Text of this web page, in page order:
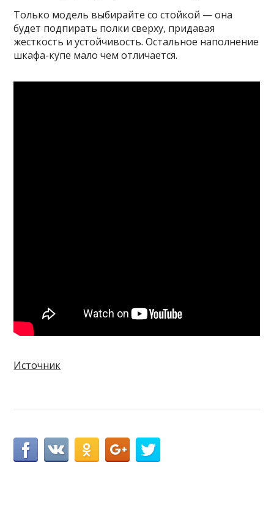
Только модель выбирайте со стойкой — она
будет подпирать полки сверху, придавая
жесткость и устойчивость. Остальное наполнение
шкафа-купе мало чем отличается.
Источник